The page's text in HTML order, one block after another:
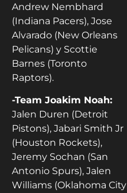
Andrew Nembhard
(Indiana Pacers), Jose
Alvarado (New Orleans
Pelicans) y Scottie
Barnes (Toronto
Raptors).
-Team Joakim Noah:
Jalen Duren (Detroit
Pistons), Jabari Smith Jr
(Houston Rockets),
Jeremy Sochan (San
Antonio Spurs), Jalen
Williams (Oklahoma City